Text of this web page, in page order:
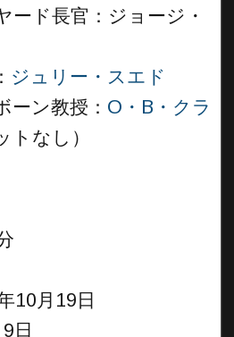
ード長官：ジョージ・
ジュリー・スエド
ーン教授： O・B・クラ
トなし）
10月19日
日